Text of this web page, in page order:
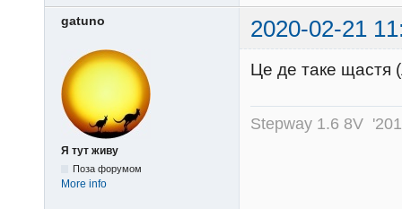
gatuno 2020-02-21
Я тут живу
Поза форумом
More info
Це де таке щастя
Stepway 1.6 8V